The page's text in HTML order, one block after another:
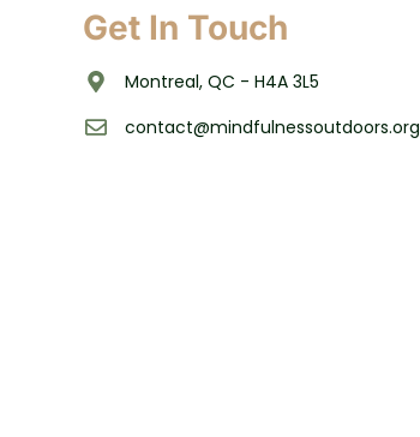
Get In Touch
Montreal, QC - H4A 3L5
contact@mindfulnessoutdoors.org